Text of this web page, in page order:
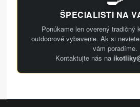
ŠPECIALISTI NA
Ponúkame len overený tradičný
outdoorové vybavenie. Ak si
vám poradíme.
Kontaktujte nás na